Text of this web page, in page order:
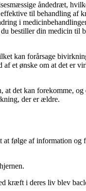
åndedræt,
til behandling af
i
bestiller din medicin til
kan forårsage
et ønske om at det er
det kan forekomme, og
der er ældre.
følge af information og
kræft i deres liv blev